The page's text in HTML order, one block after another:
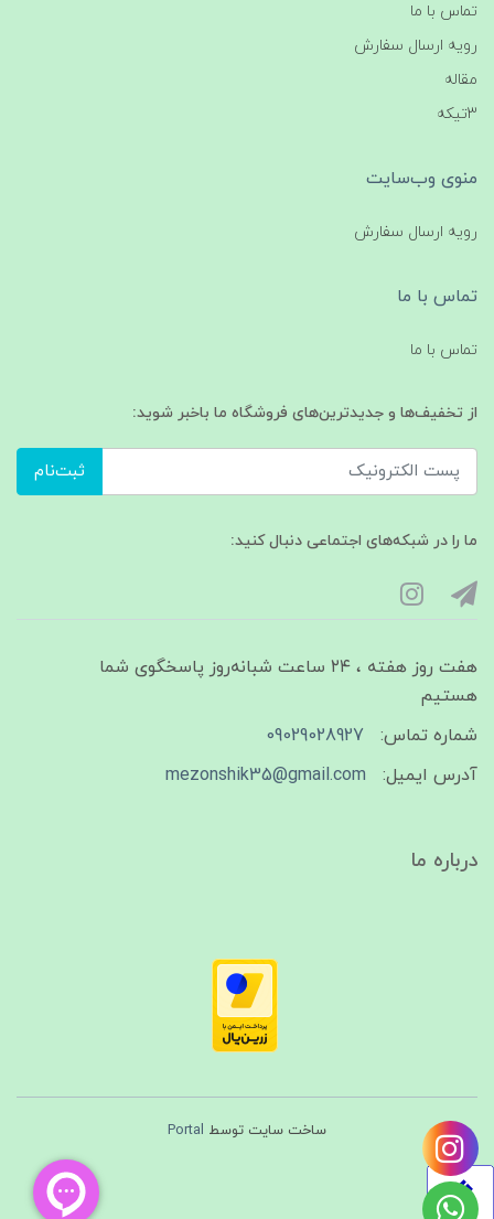
تماس با ما
رویه ارسال سفارش
مقاله
3تیکه
منوی وب‌سایت
رویه ارسال سفارش
تماس با ما
تماس با ما
از تخفیف‌ها و جدیدترین‌های فروشگاه ما باخبر شوید:
ثبت‌نام
ما را در شبکه‌های اجتماعی دنبال کنید:
هفت روز هفته ، ۲۴ ساعت شبانه‌روز پاسخگوی شما
هستیم
شماره تماس:
09029028927
آدرس ایمیل:
mezonshik35@gmail.com
درباره ما
ساخت سایت توسط Portal